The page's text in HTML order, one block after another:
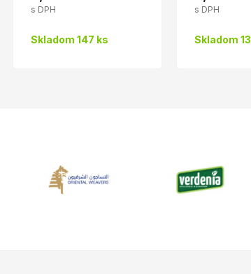
s DPH
Skladom 147 ks
s DPH
Skladom